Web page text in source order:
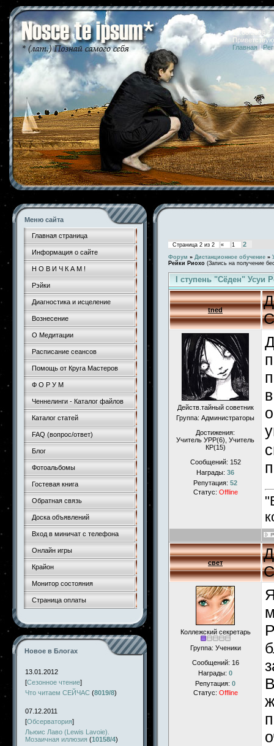
10.08.2026
Главная |
Меню сайта
Главная страница
Информация о сайте
Н О В И Ч К А М !
Рэйки
Диагностика и исцеление
Вознесение
О Медитации
Расписание сеансов
Помощь от Круга Мастеров
Ф О Р У М
Ченнелинги - Каталог файлов
Каталог статей
FAQ (вопрос/ответ)
Блог
Фотоальбомы
Гостевая книга
Обратная связь
Доска объявлений
Вход в миничат с телефона
Онлайн игры
Крайон
Монитор состояния
Страница оплаты
Новое в Блогах
13.01.2012
[Сезонное чтение]
Что читаем СЕЙЧАС (8019/8)
07.12.2011
[Обсерватория]
Льюис Лаво (Lewis Lavoie).
Мозаичная иллюзия (10158/4)
Страница 2 из 2 « 1 2
Форум » Дистанционное обучение »
Рейки Риохо (Запись на получение
I ступень "Сёден" Усуи
tned
Действ.тайный советник
Группа: Администраторы
Достижения:
Учитель УРР(6), Учитель
КР(15)
Сообщений: 152
Награды: 36
Репутация: 52
Статус: Offline
свет
Коллежский секретарь
Группа: Ученики
Сообщений: 16
Награды: 0
Репутация: 0
Статус: Offline